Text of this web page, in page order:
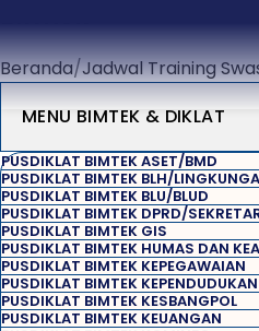
Beranda Jadwal Training
MENU BIMTEK & DIKLAT
PUSDIKLAT BIMTEK ASET/BMD
PUSDIKLAT BIMTEK BLH/
PUSDIKLAT BIMTEK BLU/BLUD
PUSDIKLAT BIMTEK DPRD/
PUSDIKLAT BIMTEK GIS
PUSDIKLAT BIMTEK HUMAS DAN
PUSDIKLAT BIMTEK KEPEGAWAIAN
PUSDIKLAT BIMTEK KEPENDUDUKAN
PUSDIKLAT BIMTEK KESBANGPOL
PUSDIKLAT BIMTEK KEUANGAN